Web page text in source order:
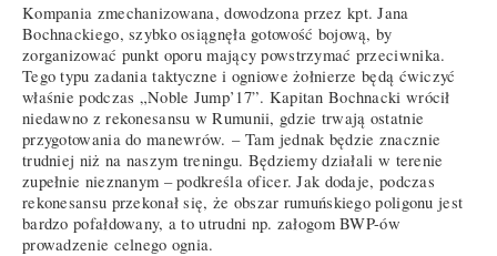
Kompania zmechanizowana, dowodzona przez kpt. Jana
Bochnackiego, szybko osiągnęła gotowość bojową, by
zorganizować punkt oporu mający powstrzymać przeciwnika.
Tego typu zadania taktyczne i ogniowe żołnierze będą ćwiczyć
właśnie podczas „Noble Jump’17”. Kapitan Bochnacki wrócił
niedawno z rekonesansu w Rumunii, gdzie trwają ostatnie
przygotowania do manewrów. – Tam jednak będzie znacznie
trudniej niż na naszym treningu. Będziemy działali w terenie
zupełnie nieznanym – podkreśla oficer. Jak dodaje, podczas
rekonesansu przekonał się, że obszar rumuńskiego poligonu jest
bardzo pofałdowany, a to utrudni np. załogom BWP-ów
prowadzenie celnego ognia.